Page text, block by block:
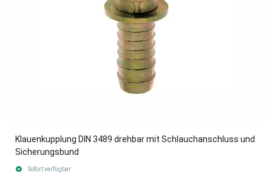
Klauenkupplung DIN 3489 drehbar mit Schlauchanschluss und
Sicherungsbund
Sofort verfügbar